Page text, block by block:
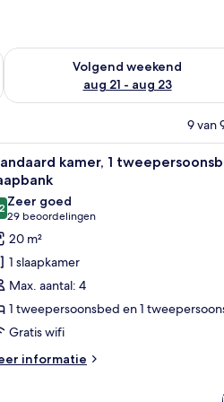
weekend aug 14 - aug 16
Volgend weekend
aug 21 - aug 23
De beschikbaarheid controleren
9 van
bureau, een stoel en uitzicht op de
Een
7
kamer, 1
van 10
Zeer goed
29 beoordelingen
(29
beoordelingen)
20 m²
1 slaapkamer
Max. aantal: 4
1 tweepersoonsbed en 1
Gratis wifi
informatie